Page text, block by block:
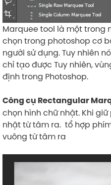
Marquee tool là một trong
chọn trong photoshop cơ
người sử dụng. Tuy nhiên
chỉ tạo được Tuy nhiên,
định trong Photoshop.
Công cụ Rectangular
chọn hình chữ nhật. Khi
nhật từ tâm ra. tổ hợp
vuông từ tâm ra